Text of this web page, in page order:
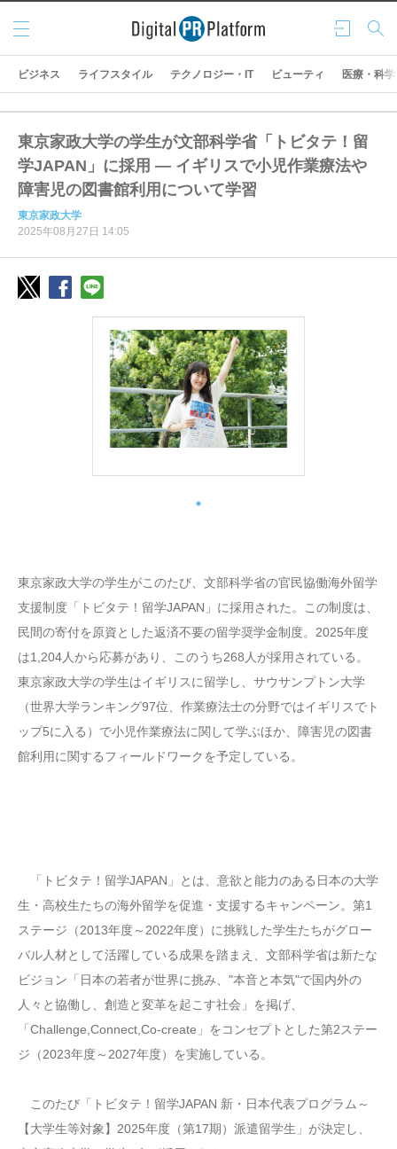
ログ
イン
検索
メニ
ュー
ビジネス ライフスタイル テクノロジー・IT ビューティ 医療・科学
東京家政大学の学生が文部科学省「トビタテ！留
学JAPAN」に採用 ― イギリスで小児作業療法や
障害児の図書館利用について学習
東京家政大学
2025年08月27日 14:05
東京家政大学の学生がこのたび、文部科学省の官民協働海外留学
支援制度「トビタテ！留学JAPAN」に採用された。この制度は、
民間の寄付を原資とした返済不要の留学奨学金制度。2025年度
は1,204人から応募があり、このうち268人が採用されている。
東京家政大学の学生はイギリスに留学し、サウサンプトン大学
（世界大学ランキング97位、作業療法士の分野ではイギリスでト
ップ5に入る）で小児作業療法に関して学ぶほか、障害児の図書
館利用に関するフィールドワークを予定している。
「トビタテ！留学JAPAN」とは、意欲と能力のある日本の大学
生・高校生たちの海外留学を促進・支援するキャンペーン。第1
ステージ（2013年度～2022年度）に挑戦した学生たちがグロー
バル人材として活躍している成果を踏まえ、文部科学省は新たな
ビジョン「日本の若者が世界に挑み、"本音と本気"で国内外の
人々と協働し、創造と変革を起こす社会」を掲げ、
「Challenge,Connect,Co-create」をコンセプトとした第2ステー
ジ（2023年度～2027年度）を実施している。
このたび「トビタテ！留学JAPAN 新・日本代表プログラム～
【大学生等対象】2025年度（第17期）派遣留学生」が決定し、